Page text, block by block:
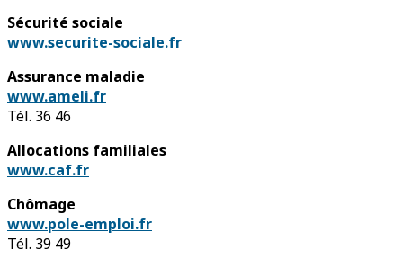
Sécurité sociale
www.securite-sociale.fr
Assurance maladie
www.ameli.fr
Tél. 36 46
Allocations familiales
www.caf.fr
Chômage
www.pole-emploi.fr
Tél. 39 49